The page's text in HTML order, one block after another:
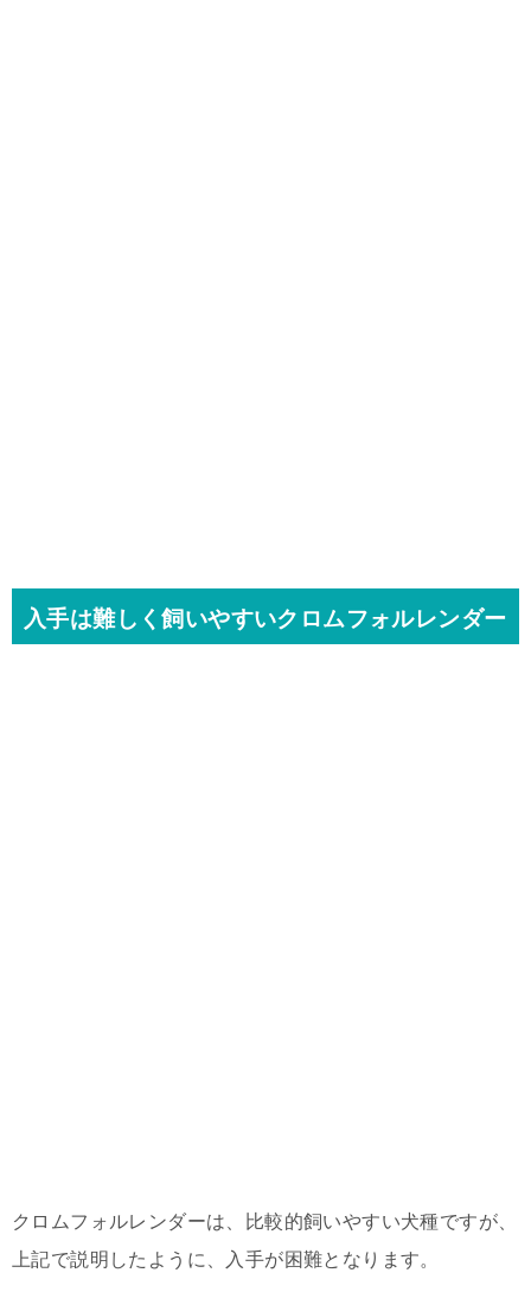
入手は難しく飼いやすいクロムフォルレンダー
クロムフォルレンダーは、比較的飼いやすい犬種ですが、
上記で説明したように、入手が困難となります。